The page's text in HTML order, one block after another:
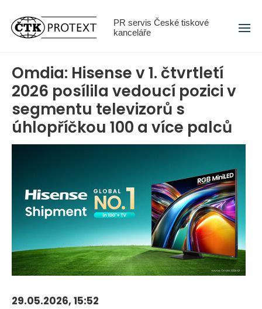
PR servis České tiskové
kanceláře
Menu
Omdia: Hisense v 1. čtvrtletí
2026 posílila vedoucí pozici v
segmentu televizorů s
úhlopříčkou 100 a více palců
29.05.2026, 15:52